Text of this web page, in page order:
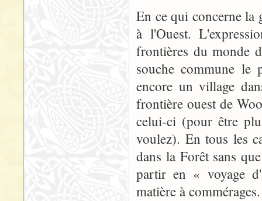
En ce qui concerne la
à l'Ouest.
frontières du monde
souche commune
encore un village
frontière ouest de
celui-ci (pour être
voulez). En tous les
dans la Forêt sans
partir en « voyage
matière à commérages.